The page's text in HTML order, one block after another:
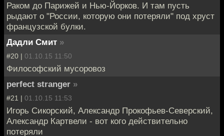
Раком до Парижей и Нью-Йорков. И там пусть
рыдают о "России, которую они потеряли" под хруст
французской булки.
Дадли Смит »
#20 | 01.10.15 11:50
Философский мусоровоз
perfect stranger »
#21 | 01.10.15 11:53
Игорь Сикорский, Александр Прокофьев-Северский,
Александр Картвели - вот кого действительно
потеряли